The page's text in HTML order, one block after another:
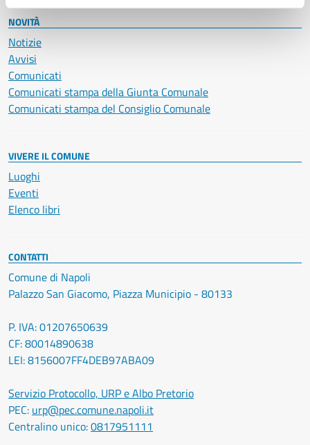
NOVITÀ
Notizie
Avvisi
Comunicati
Comunicati stampa della Giunta Comunale
Comunicati stampa del Consiglio Comunale
VIVERE IL COMUNE
Luoghi
Eventi
Elenco libri
CONTATTI
Comune di Napoli
Palazzo San Giacomo, Piazza Municipio - 80133
P. IVA: 01207650639
CF: 80014890638
LEI: 8156007FF4DEB97ABA09
Servizio Protocollo, URP e Albo Pretorio
PEC: urp@pec.comune.napoli.it
Centralino unico:0817951111